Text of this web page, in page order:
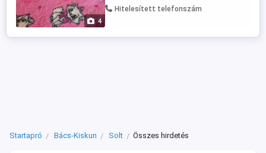
4
Hitelesített telefonszám
Startapró Bács-Kiskun Solt Összes hirdetés